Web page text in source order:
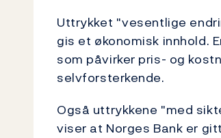
Uttrykket "vesentlige
gis et økonomisk innhold.
som påvirker pris- og
selvforsterkende.
Også uttrykkene "med
viser at Norges Bank er